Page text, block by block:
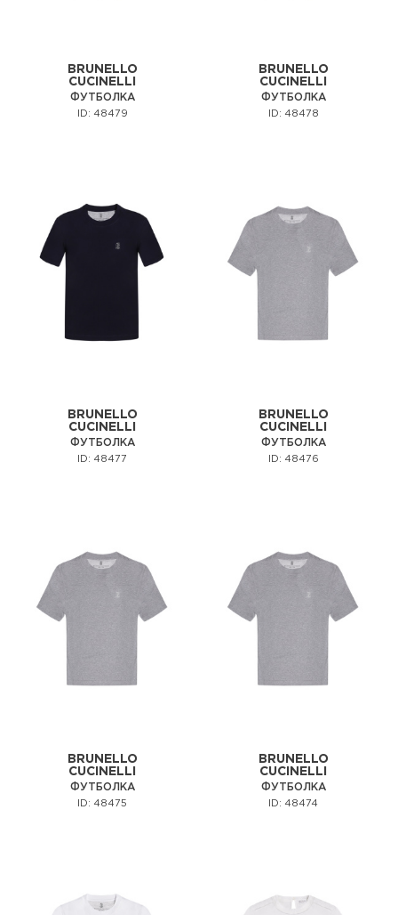
BRUNELLO
CUCINELLI
ФУТБОЛКА
ID: 48479
BRUNELLO
CUCINELLI
ФУТБОЛКА
ID: 48478
BRUNELLO
CUCINELLI
ФУТБОЛКА
ID: 48477
BRUNELLO
CUCINELLI
ФУТБОЛКА
ID: 48476
BRUNELLO
CUCINELLI
ФУТБОЛКА
ID: 48475
BRUNELLO
CUCINELLI
ФУТБОЛКА
ID: 48474